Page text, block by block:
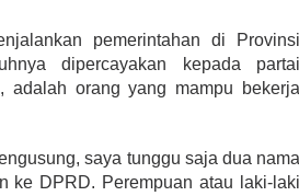
pemerintahan di Provinsi
dipercayakan kepada partai
adalah orang yang mampu bekerja
saya tunggu saja dua nama
ke DPRD. Perempuan atau laki-laki